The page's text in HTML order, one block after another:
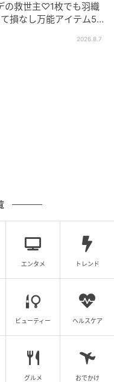
ャツ感覚で気負わず
ちんと見せてくれ
シャツ
の救世主♡1枚でも羽織
損なし万能アイテム5
2026.8.7
エンタメ トレンド
ビューティー ヘルスケア
グルメ おでかけ